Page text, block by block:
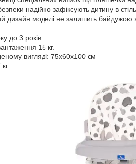
надійно зафіксують дитину в
дизайн моделі не залишить байдужою
до 3 років.
15 кг.
вигляді: 75x60x100 см
кг